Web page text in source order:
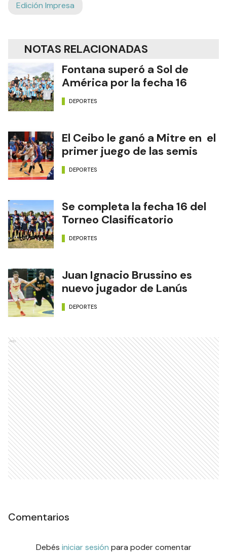
Edición Impresa
NOTAS RELACIONADAS
Fontana superó a Sol de
América por la fecha 16
DEPORTES
El Ceibo le ganó a Mitre en el
primer juego de las semis
DEPORTES
Se completa la fecha 16 del
Torneo Clasificatorio
DEPORTES
Juan Ignacio Brussino es
nuevo jugador de Lanús
DEPORTES
Ads
Comentarios
Debés iniciar sesión para poder comentar